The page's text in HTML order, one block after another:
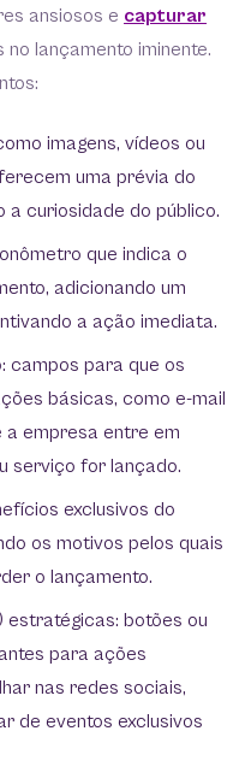
ansiosos e capturar
lançamento iminente.
imagens, vídeos ou
uma prévia do
a curiosidade do público.
que indica o
adicionando um
a ação imediata.
campos para que os
básicas, como e-mail
a empresa entre em
serviço for lançado.
exclusivos do
os motivos pelos quais
o lançamento.
estratégicas: botões ou
para ações
nas redes sociais,
de eventos exclusivos